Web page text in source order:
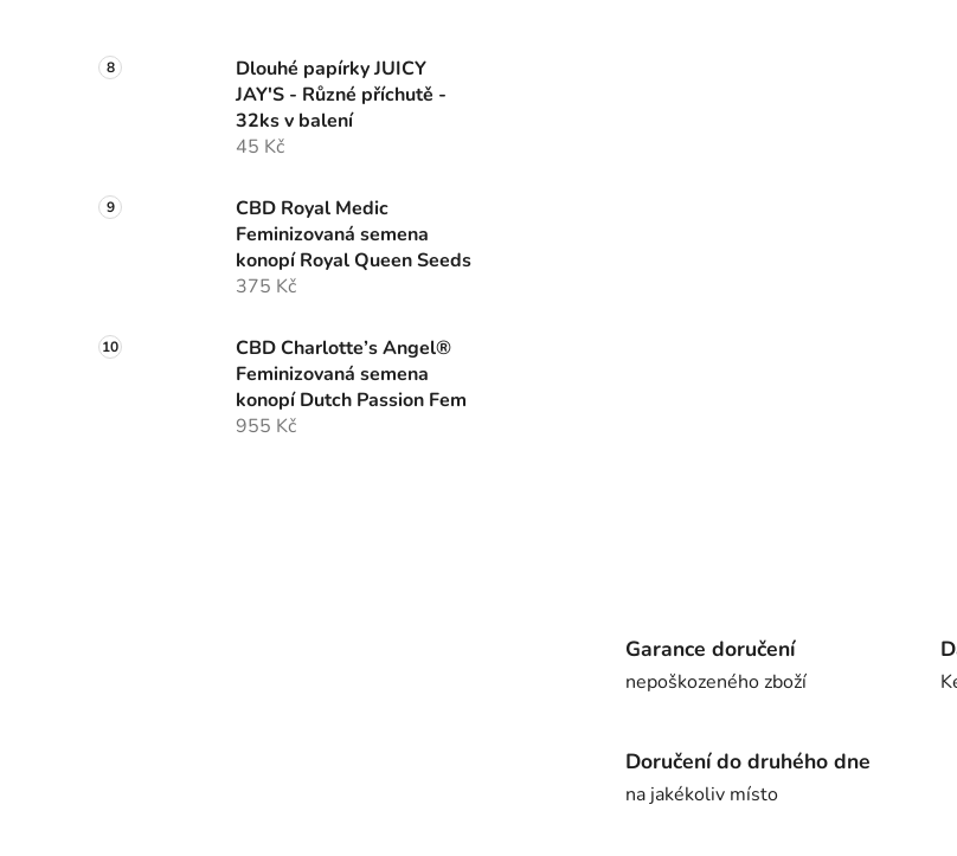
Dlouhé papírky JUICY
JAY'S - Různé příchutě -
32ks v balení
45 Kč
CBD Royal Medic
Feminizovaná semena
konopí Royal Queen Seeds
375 Kč
CBD Charlotte’s Angel®
Feminizovaná semena
konopí Dutch Passion Fem
955 Kč
Garance doručení
nepoškozeného zboží
Doručení do druhého dne
na jakékoliv místo